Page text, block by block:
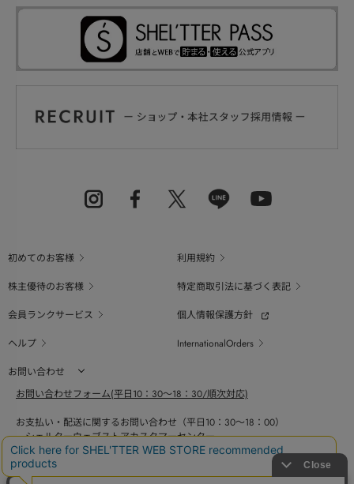
初めてのお客様
利用規約
株主優待のお客様
特定商取引法に基づく表記
会員ランクサービス
個人情報保護方針
ヘルプ
InternationalOrders
お問い合わせ
お問い合わせフォーム(平日10：30～18：30/順次対応)
お支払い・配送に関するお問い合わせ（平日10：30～18：00）
シェルターウェブストアカスタマーセンター
0800-123-6820
商品の素材、サイズ、仕様等に関するお問い合せ（平日10：30～18：00）
バロックジャパンリミテッドコールセンター